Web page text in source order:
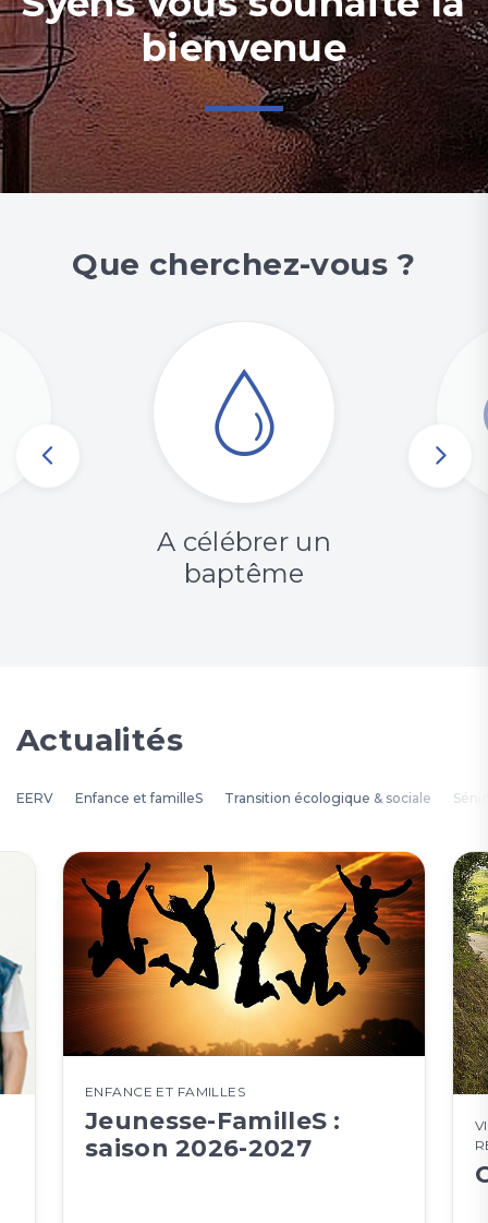
bienvenue
Que cherchez-vous ?
A célébrer un
baptême
Actualités
EERV Enfance et familleS Transition écologique & sociale
ENFANCE ET FAMILLES
Jeunesse-FamilleS :
saison 2026-2027